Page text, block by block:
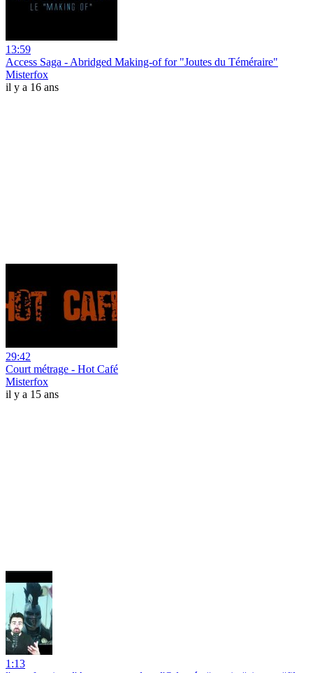
13:59
Access Saga - Abridged Making-of for "Joutes du Téméraire"
Misterfox
il y a 16 ans
29:42
Court métrage - Hot Café
Misterfox
il y a 15 ans
1:13